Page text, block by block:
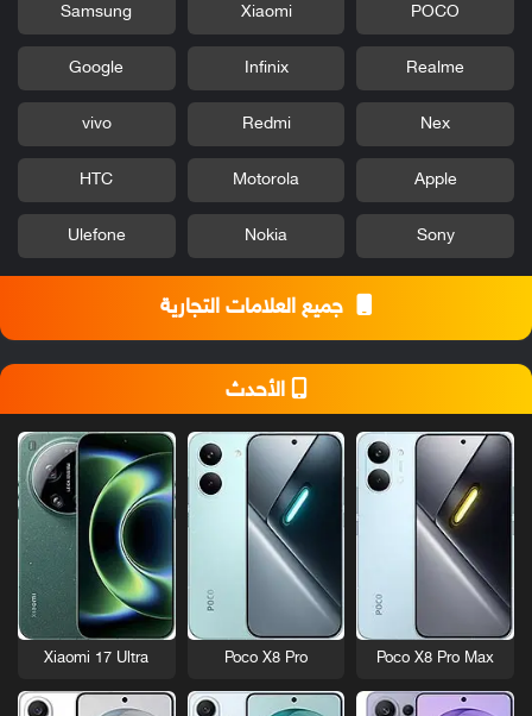
POCO
Xiaomi
Samsung
Realme
Infinix
Google
Nex
Redmi
vivo
Apple
Motorola
HTC
Sony
Nokia
Ulefone
جميع العلامات التجارية
الأحدث
Poco X8 Pro Max
Poco X8 Pro
Xiaomi 17 Ultra